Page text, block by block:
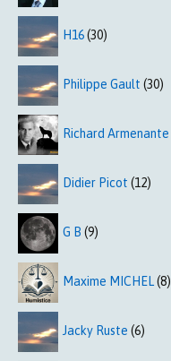
H16(30)
Philippe Gault (30)
Richard Armenante
Didier Picot (12)
G B (9)
Maxime MICHEL(8)
Jacky Ruste (6)